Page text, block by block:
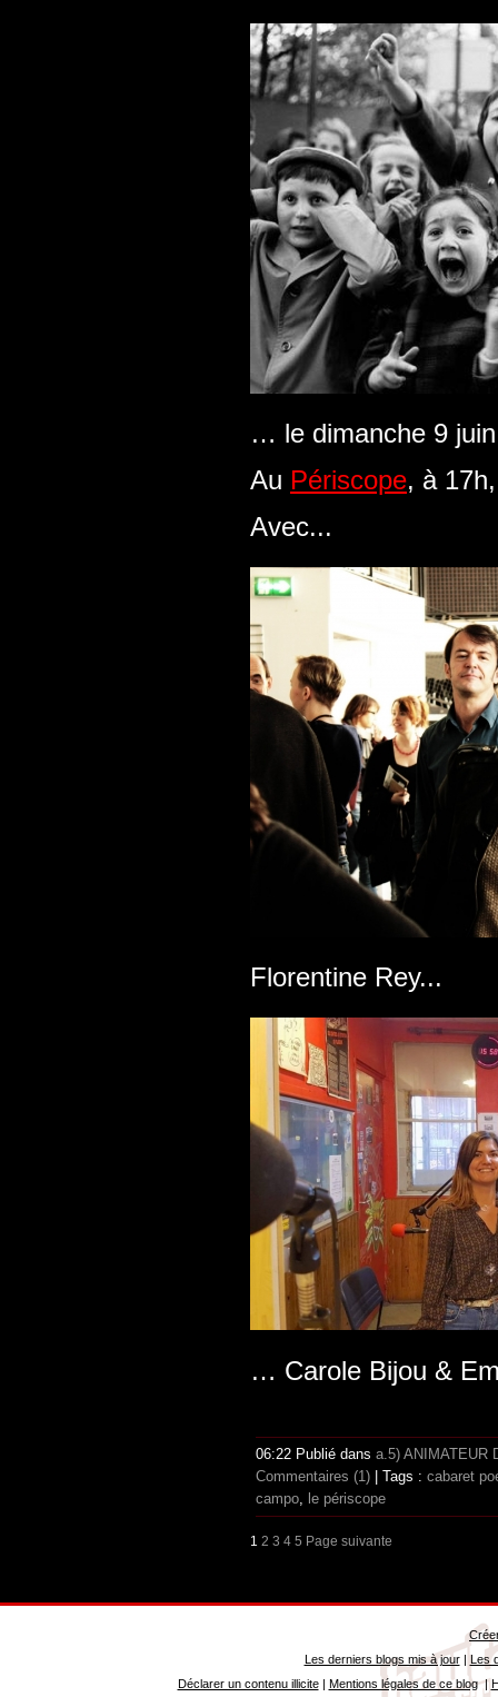
… le dimanche 9
Au Périscope, à
Avec...
Florentine Rey...
… Carole Bijou &
06:22 Publié dans a.5) ANIMATEUR
Commentaires (1) | Tags : cabaret
campo le périscope
1 2 3 4 5 Page suivante
Les derniers blogs mis à jour|
Les
Déclarer un contenu illicite| Mentions légales de ce blog|